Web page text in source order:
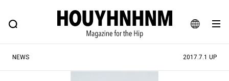
JA
EN
FEATURE BLOG SNAP
ヒップなファッション、カルチャー、ライフスタイルWEBマガジン
NEWS 2017.7.1 UP